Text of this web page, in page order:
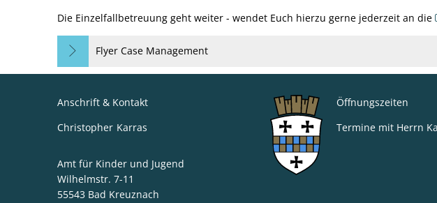
Die Einzelfallbetreuung geht weiter - wendet Euch hierzu gerne jederzeit an die
Flyer Case Management
Anschrift & Kontakt
Christopher Karras
Amt für Kinder und Jugend
Wilhelmstr. 7-11
55543 Bad Kreuznach
Öffnungszeiten
Termine mit Herrn